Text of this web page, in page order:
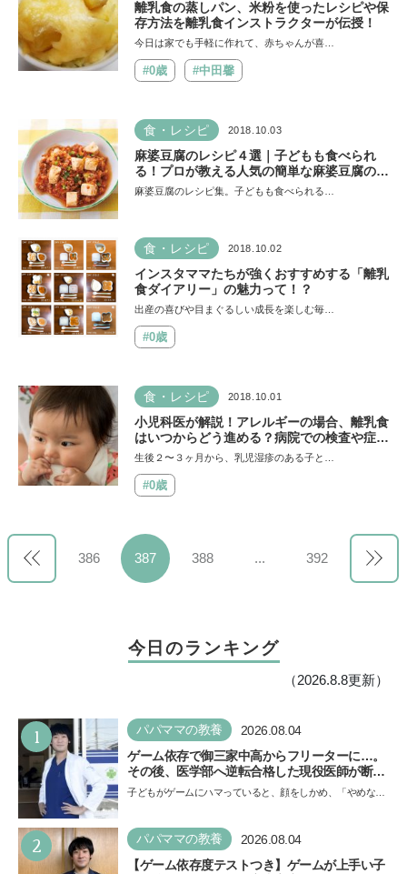
離乳食の蒸しパン、米粉を使ったレシピや保
存方法を離乳食インストラクターが伝授！
今日は家でも手軽に作れて、赤ちゃんが喜…
#0歳 #中田馨
食・レシピ 2018.10.03
麻婆豆腐のレシピ４選｜子どもも食べられ
る！プロが教える人気の簡単な麻婆豆腐の作
り方
麻婆豆腐のレシピ集。子どもも食べられる…
食・レシピ 2018.10.02
インスタママたちが強くおすすめする「離乳
食ダイアリー」の魅力って！？
出産の喜びや目まぐるしい成長を楽しむ毎…
#0歳
食・レシピ 2018.10.01
小児科医が解説！アレルギーの場合、離乳食
はいつからどう進める？病院での検査や症状
も
生後２〜３ヶ月から、乳児湿疹のある子と…
#0歳
386 387 388 ... 392
今日のランキング
（2026.8.8更新）
1 パパママの教養 2026.08.04
ゲーム依存で御三家中高からフリーターに…。
その後、医学部へ逆転合格した現役医師が断言
「ゲームの経験が受験勉強に役立った」そう考
子どもがゲームにハマっていると、顔をしかめ、「やめなさ
い…
2 パパママの教養 2026.08.04
【ゲーム依存度テストつき】ゲームが上手い子